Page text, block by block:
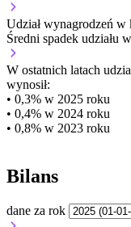
Udział wynagrodzeń w
Średni spadek udziału
W ostatnich latach
wynosił:
• 0,3% w 2025 roku
• 0,4% w 2024 roku
• 0,8% w 2023 roku
Bilans
dane za rok